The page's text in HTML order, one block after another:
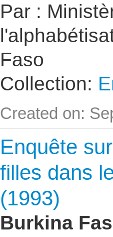
Par :
Faso
Collection:
Created on:
Enquête
filles dans
(1993)
Burkina